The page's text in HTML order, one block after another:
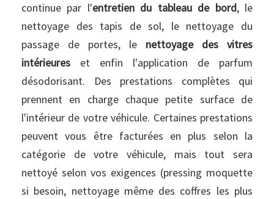
continue par l'entretien du tableau de bord, le
nettoyage des tapis de sol, le nettoyage du
passage de portes, le nettoyage des vitres
intérieures et enfin l'application de parfum
désodorisant. Des prestations complètes qui
prennent en charge chaque petite surface de
l'intérieur de votre véhicule. Certaines prestations
peuvent vous être facturées en plus selon la
catégorie de votre véhicule, mais tout sera
nettoyé selon vos exigences (pressing moquette
si besoin, nettoyage même des coffres les plus